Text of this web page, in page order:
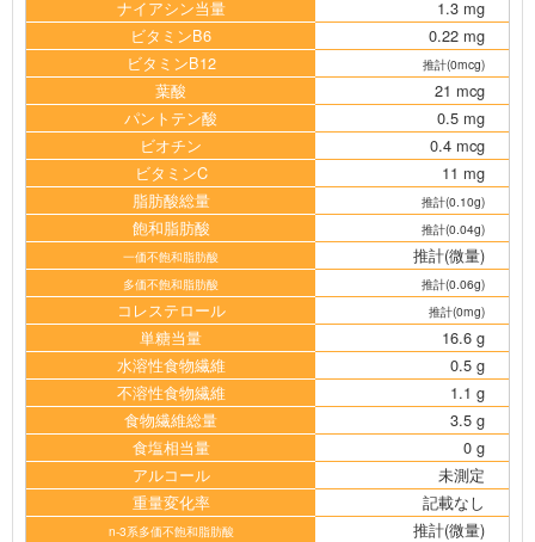
ナイアシン当量
1.3 mg
ビタミンB6
0.22 mg
ビタミンB12
推計(0mcg)
葉酸
21 mcg
パントテン酸
0.5 mg
ビオチン
0.4 mcg
ビタミンC
11 mg
脂肪酸総量
推計(0.10g)
飽和脂肪酸
推計(0.04g)
一価不飽和脂肪酸
推計(微量)
多価不飽和脂肪酸 推計(0.06g)
コレステロール 推計(0mg)
単糖当量
16.6 g
水溶性食物繊維
0.5 g
不溶性食物繊維
1.1 g
食物繊維総量
3.5 g
食塩相当量
0 g
アルコール
未測定
重量変化率
記載なし
n-3系多価不飽和脂肪酸 推計(微量)